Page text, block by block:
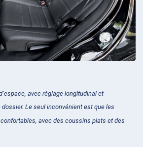
avec réglage longitudinal et
Le seul inconvénient est que les
avec des coussins plats et des